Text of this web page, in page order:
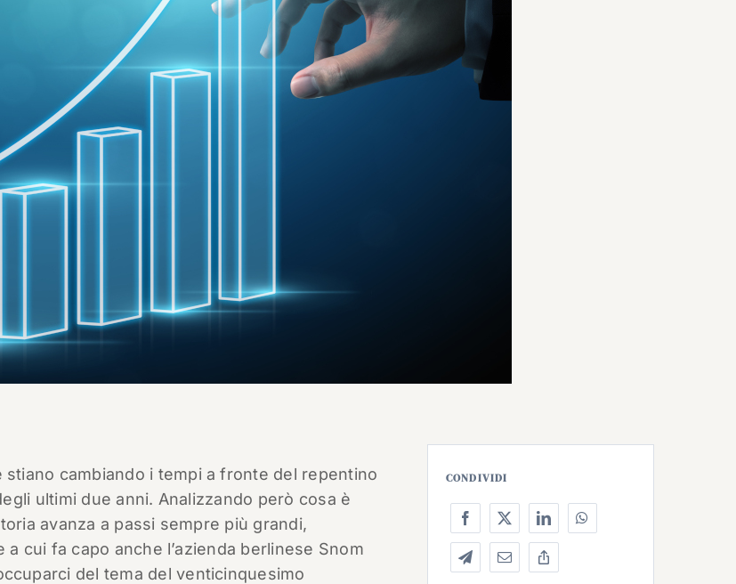
cambiando i tempi a fronte del repentino
ultimi due anni. Analizzando però cosa è
avanza a passi sempre più grandi,
cui fa capo anche l’azienda berlinese Snom
del tema del venticinquesimo
CONDIVIDI